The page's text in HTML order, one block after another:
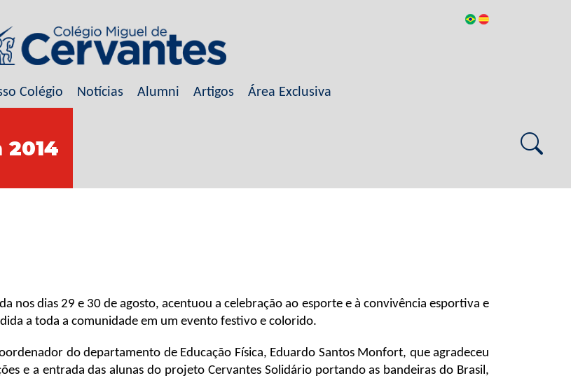
Colégio Notícias Alumni Artigos Área Exclusiva
nos dias 29 e 30 de agosto, acentuou a celebração ao esporte e à convivência esportiva e
a toda a comunidade em um evento festivo e colorido.
do departamento de Educação Física, Eduardo Santos Monfort, que agradeceu
e a entrada das alunas do projeto Cervantes Solidário portando as bandeiras do Brasil,